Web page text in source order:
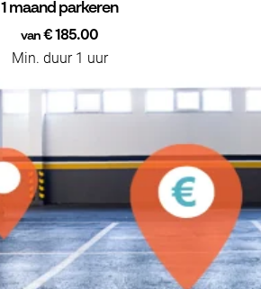
1 maand parkeren
van€ 185.00
Min. duur 1 uur